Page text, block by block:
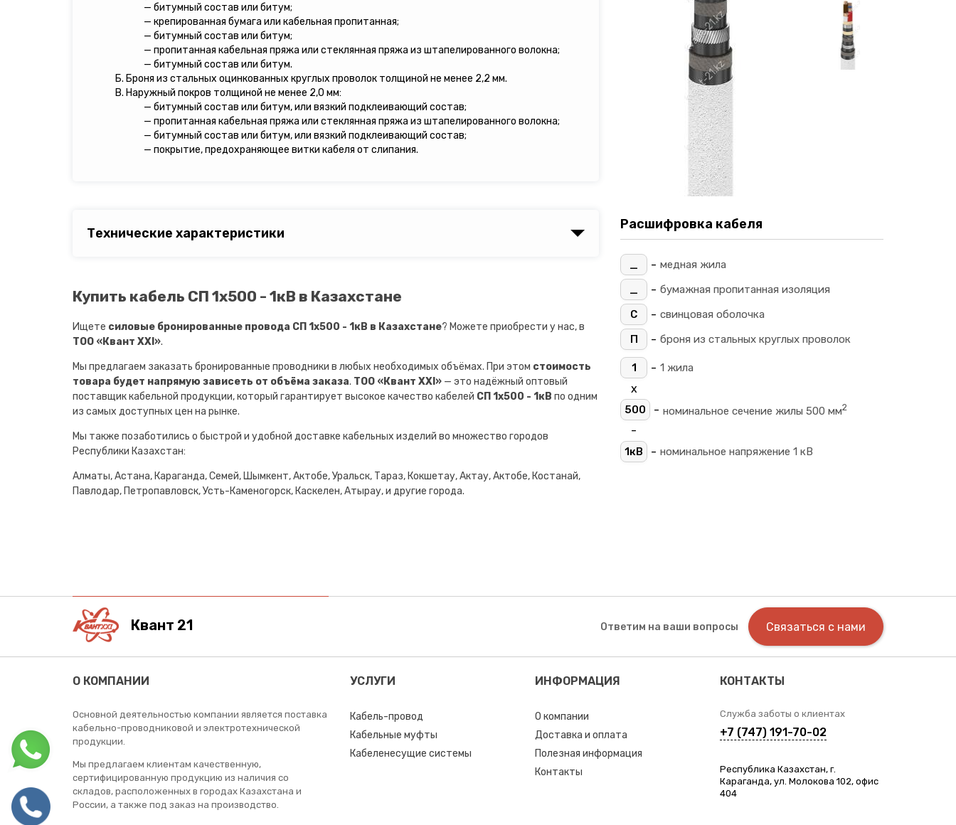
— битумный состав или битум;
— крепированная бумага или кабельная пропитанная;
— битумный состав или битум;
— пропитанная кабельная пряжа или стеклянная пряжа из штапелированного волокна;
— битумный состав или битум.
Б. Броня из стальных оцинкованных круглых проволок толщиной не менее 2,2 мм.
В. Наружный покров толщиной не менее 2,0 мм:
— битумный состав или битум, или вязкий подклеивающий состав;
— пропитанная кабельная пряжа или стеклянная пряжа из штапелированного волокна;
— битумный состав или битум, или вязкий подклеивающий состав;
— покрытие, предохраняющее витки кабеля от слипания.
Технические характеристики
Купить кабель СП 1х500 - 1кВ в Казахстане
Ищете силовые бронированные провода СП 1х500 - 1кВ в Казахстане? Можете приобрести у нас, в
ТОО «Квант XXI».
Мы предлагаем заказать бронированные проводники в любых необходимых объёмах. При этом стоимость
товара будет напрямую зависеть от объёма заказа. ТОО «Квант XXI» — это надёжный оптовый
поставщик кабельной продукции, который гарантирует высокое качество кабелей СП 1х500 - 1кВ по одним
из самых доступных цен на рынке.
Мы также позаботились о быстрой и удобной доставке кабельных изделий во множество городов
Республики Казахстан:
Алматы, Астана, Караганда, Семей, Шымкент, Актобе, Уральск, Тараз, Кокшетау, Актау, Актобе, Костанай,
Павлодар, Петропавловск, Усть-Каменогорск, Каскелен, Атырау, и другие города.
Расшифровка кабеля
_ - медная жила
_
- бумажная пропитанная изоляция
С
- свинцовая оболочка
П
- броня из стальных круглых проволок
1 - 1 жила
х
500 - номинальное сечение жилы 500 мм2
-
1кВ - номинальное напряжение 1 кВ
Квант 21 Ответим на ваши вопросы Связаться с нами
О КОМПАНИИ
Основной деятельностью компании является поставка
кабельно-проводниковой и электротехнической
продукции.
Мы предлагаем клиентам качественную,
сертифицированную продукцию из наличия со
складов, расположенных в городах Казахстана и
России, а также под заказ на производство.
УСЛУГИ
Кабель-провод
Кабельные муфты
Кабеленесущие системы
ИНФОРМАЦИЯ
О компании
Доставка и оплата
Полезная информация
Контакты
КОНТАКТЫ
Служба заботы о клиентах
+7 (747) 191-70-02
Республика Казахстан, г.
Караганда, ул. Молокова 102, офис
404